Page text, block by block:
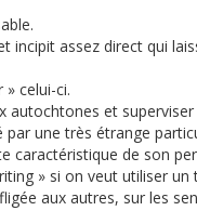
assez direct qui
celui-ci.
autochtones et
une très étrange
caractéristique de son
» si on veut utiliser
aux autres, sur les